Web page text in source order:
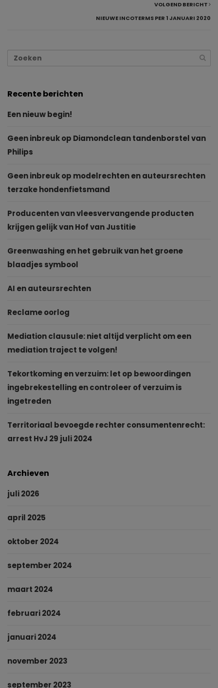
VOLGEND BERICHT
NIEUWE INCOTERMS PER 1 JANUARI 2020
Recente berichten
Een nieuw begin!
Geen inbreuk op Diamondclean tandenborstel van
Philips
Geen inbreuk op modelrechten en auteursrechten
terzake hondenfietsmand
Producenten van vleesvervangende producten
krijgen gelijk van Hof van Justitie
Greenwashing en het gebruik van het groene
blaadjes symbool
AI en auteursrechten
Reclame oorlog
Mediation clausule: niet altijd verplicht om een
mediation traject te volgen!
Tekortkoming en verzuim: let op bewoordingen
ingebrekestelling en controleer of verzuim is
ingetreden
Territoriaal bevoegde rechter consumentenrecht:
arrest HvJ 29 juli 2024
Archieven
juli 2026
april 2025
oktober 2024
september 2024
maart 2024
februari 2024
januari 2024
november 2023
september 2023